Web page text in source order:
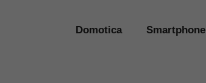
Domotica Smartphone